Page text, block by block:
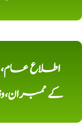
اطلاع عام،
کے